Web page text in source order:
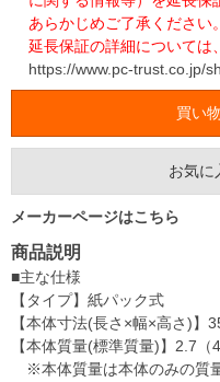
あらかじめご了承ください。
延長保証の詳細については
https://www.pc-trust.co.jp/
お気に
メーカーページはこちら
商品説明
■主な仕様
【タイプ】紙パック式
【本体寸法(長さ×幅×高さ)】
【本体質量(標準質量)】2.7（
※本体質量は本体のみの質量